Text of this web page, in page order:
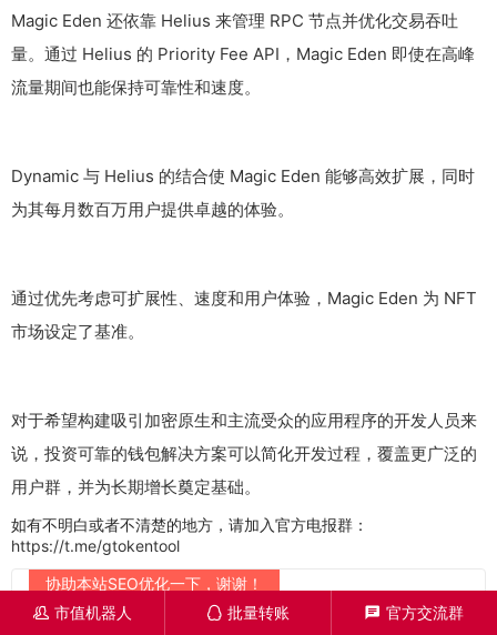
Magic Eden 还依靠 Helius 来管理 RPC 节点并优化交易吞吐
量。通过 Helius 的 Priority Fee API，Magic Eden 即使在高峰
流量期间也能保持可靠性和速度。
Dynamic 与 Helius 的结合使 Magic Eden 能够高效扩展，同时
为其每月数百万用户提供卓越的体验。
通过优先考虑可扩展性、速度和用户体验，Magic Eden 为 NFT
市场设定了基准。
对于希望构建吸引加密原生和主流受众的应用程序的开发人员来
说，投资可靠的钱包解决方案可以简化开发过程，覆盖更广泛的
用户群，并为长期增长奠定基础。
如有不明白或者不清楚的地方，请加入官方电报群：
https://t.me/gtokentool
协助本站SEO优化一下，谢谢！
󦋱 市值机器人 󦊱 批量转账 󦍁 官方交流群